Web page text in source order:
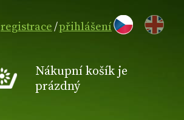
EN
Nákupní košík je
prázdný
registrace/přihlášení